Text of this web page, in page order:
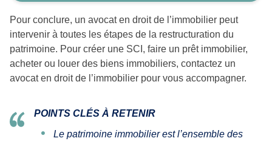
Pour conclure, un avocat en droit de l’immobilier peut
intervenir à toutes les étapes de la restructuration du
patrimoine. Pour créer une SCI, faire un prêt immobilier,
acheter ou louer des biens immobiliers, contactez un
avocat en droit de l’immobilier pour vous accompagner.
POINTS CLÉS À RETENIR
Le patrimoine immobilier est l’ensemble des